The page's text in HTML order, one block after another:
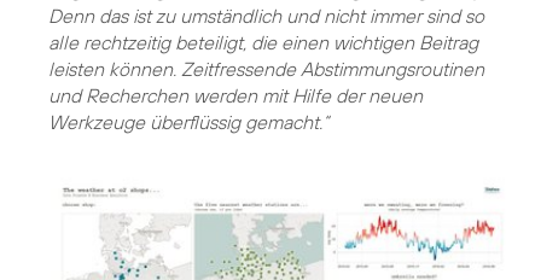
Denn das ist zu umständlich und nicht immer sind so
alle rechtzeitig beteiligt, die einen wichtigen Beitrag
leisten können. Zeitfressende Abstimmungsroutinen
und Recherchen werden mit Hilfe der neuen
Werkzeuge überflüssig gemacht.“